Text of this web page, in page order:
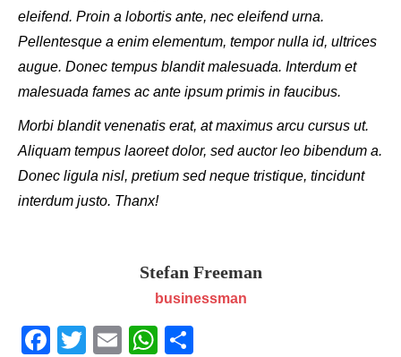
eleifend. Proin a lobortis ante, nec eleifend urna.
Pellentesque a enim elementum, tempor nulla id, ultrices
augue. Donec tempus blandit malesuada. Interdum et
malesuada fames ac ante ipsum primis in faucibus.
Morbi blandit venenatis erat, at maximus arcu cursus ut.
Aliquam tempus laoreet dolor, sed auctor leo bibendum a.
Donec ligula nisl, pretium sed neque tristique, tincidunt
interdum justo. Thanx!
Stefan Freeman
businessman
Facebook
Twitter
EmailWhatsApp